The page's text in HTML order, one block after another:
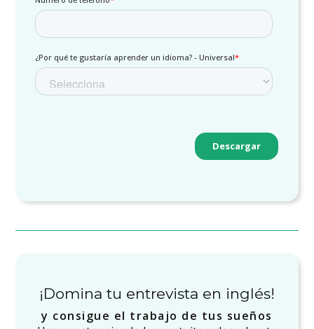
¡Domina tu entrevista en inglés!
y consigue el trabajo de tus sueños